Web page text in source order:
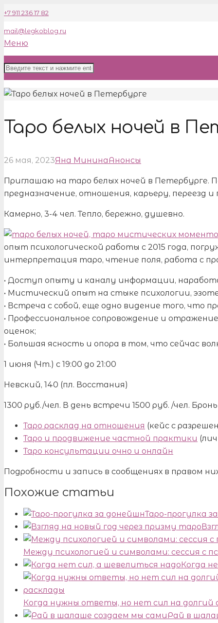
+7 911 236 17 82
mail@legkoblog.ru
Меню
Таро белых ночей в
26 мая, 2023Яна МининаАнонсы
Приглашаю на таро белых ночей в Петербурге.
предназначение, отношения, карьеру, переезд
Камерно, 3-4 чел. Тепло, бережно, душевно.
опыт психологической работы с 2015 года,
интерпретация таро, чтение поля, работа с
• Доступ опыту и каналу информации,
• Мистический опыт на стыке психологии,
• Встреча с собой, еще одно видение того, что
• Профессиональное сопровождение и
оценок;
• Большая ясность и опора в том, что сейчас
1 июня (Чт.) с 19:00 до 21:00
Невский, 140 (пл. Восстания)
1300 руб./чел. В день встречи 1500 руб. /чел.
Таро расклад на отношения (кейс с
Таро и продвижение частной практики
Таро консультации очно и онлайн
Подробности и запись в сообщениях в правом
Похожие статьи
Таро-прогулка
Между психологией и символами: сессия с
Когда
Когда нужны ответы, но нет сил на долгий
Рай в